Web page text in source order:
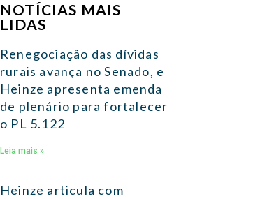
NOTÍCIAS MAIS
LIDAS
Renegociação das dívidas
rurais avança no Senado, e
Heinze apresenta emenda
de plenário para fortalecer
o PL 5.122
Leia mais »
Heinze articula com